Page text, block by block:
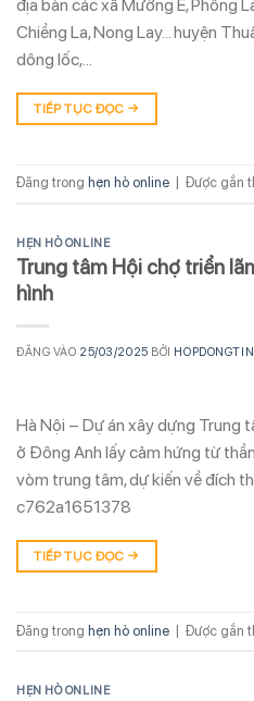
địa bàn các xã Mường É, Phổng
Chiềng La, Nong Lay… huyện
dông lốc,…
TIẾP TỤC ĐỌC →
Đăng trong hẹn hò online Được gắn
HẸN HÒ ONLINE
Trung tâm Hội chợ triển
hình
ĐĂNG VÀO 25/03/2025 BỞI
Hà Nội – Dự án xây dựng Trung
ở Đông Anh lấy cảm hứng từ
vòm trung tâm, dự kiến về đích
c762a1651378
TIẾP TỤC ĐỌC →
Đăng trong hẹn hò online | Được gắn
HẸN HÒ ONLINE